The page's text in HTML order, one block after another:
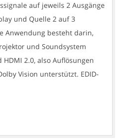
auf jeweils 2 Ausgänge
und Quelle 2 auf 3
Anwendung besteht darin,
und Soundsystem
2.0, also Auflösungen
Vision unterstützt. EDID-